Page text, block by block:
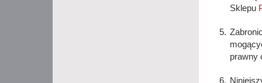
Sklepu
prawny